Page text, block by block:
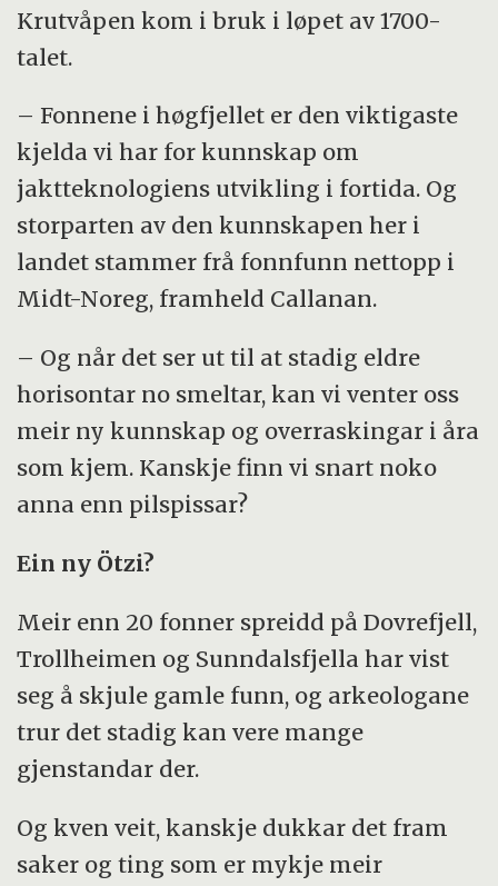
Krutvåpen kom i bruk i løpet av 1700-
talet.
– Fonnene i høgfjellet er den viktigaste
kjelda vi har for kunnskap om
jaktteknologiens utvikling i fortida. Og
storparten av den kunnskapen her i
landet stammer frå fonnfunn nettopp i
Midt-Noreg, framheld Callanan.
– Og når det ser ut til at stadig eldre
horisontar no smeltar, kan vi venter oss
meir ny kunnskap og overraskingar i åra
som kjem. Kanskje finn vi snart noko
anna enn pilspissar?
Ein ny Ötzi?
Meir enn 20 fonner spreidd på Dovrefjell,
Trollheimen og Sunndalsfjella har vist
seg å skjule gamle funn, og arkeologane
trur det stadig kan vere mange
gjenstandar der.
Og kven veit, kanskje dukkar det fram
saker og ting som er mykje meir